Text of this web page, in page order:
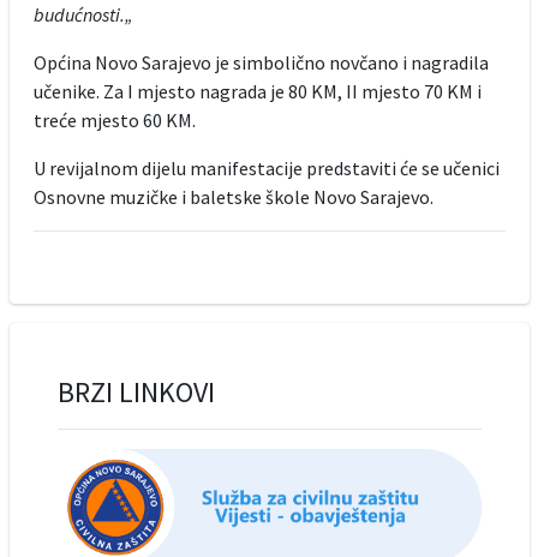
budućnosti.„
Općina Novo Sarajevo je simbolično novčano i nagradila
učenike. Za I mjesto nagrada je 80 KM, II mjesto 70 KM i
treće mjesto 60 KM.
U revijalnom dijelu manifestacije predstaviti će se učenici
Osnovne muzičke i baletske škole Novo Sarajevo.
BRZI LINKOVI